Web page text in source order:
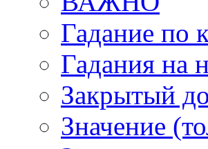
Гадание по
Гадания на
Закрытый
Значение